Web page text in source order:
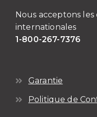
Nous acceptons
internationales
1-800-267-7376
Garantie
Politique de